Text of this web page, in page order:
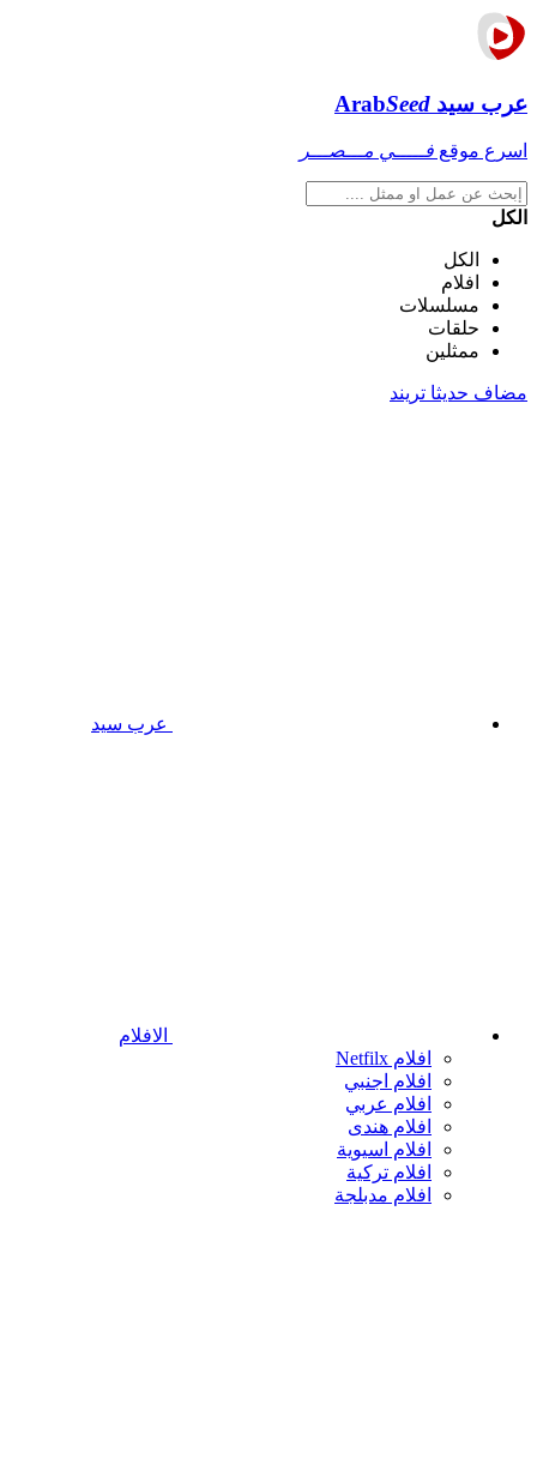
عرب سيد ArabSeed
اسرع موقع فـــــي مـــصـــر
الكل
الكل
افلام
مسلسلات
حلقات
ممثلين
مضاف حديثا تريند
عرب سيد
الافلام
افلام Netfilx
افلام اجنبي
افلام عربي
افلام هندى
افلام اسيوية
افلام تركية
افلام مدبلجة